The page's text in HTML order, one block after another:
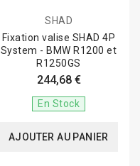
SHAD
Fixation valise SHAD 4P
System - BMW R1200 et
R1250GS
244,68 €
En Stock
AJOUTER AU PANIER